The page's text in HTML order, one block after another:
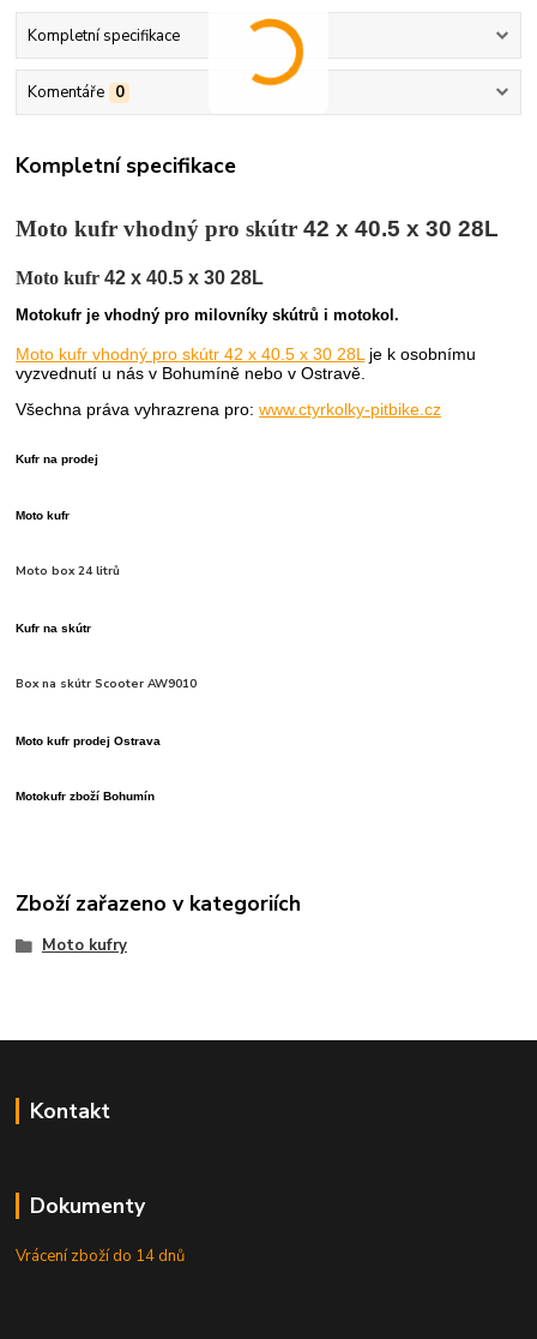
Kompletní specifikace
Komentáře 0
Kompletní specifikace
Moto kufr vhodný pro skútr42 x 40.5 x 30 28L
Moto kufr42 x 40.5 x 30 28L
Motokufr je vhodný pro milovníky skútrů i motokol.
Moto kufr vhodný pro skútr 42 x 40.5 x 30 28L je k osobnímu
vyzvednutí u nás v Bohumíně nebo v Ostravě.
Všechna práva vyhrazrena pro:www.ctyrkolky-pitbike.cz
Kufr na prodej
Moto kufr
Moto box 24 litrů
Kufr na skútr
Box na skútr Scooter AW9010
Moto kufr prodej Ostrava
Motokufr zboží Bohumín
Zboží zařazeno v kategoriích
Moto kufry
Kontakt
Dokumenty
Vrácení zboží do 14 dnů